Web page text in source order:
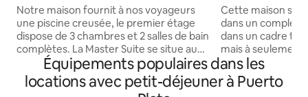
Notre maison fournit à nos voyageurs
une piscine creusée, le premier étage
dispose de 3 chambres et 2 salles de bain
complètes. La Master Suite se situe au
deuxième étage. La suite principale
comprend un lit King Size, une salle de
bain complète, un grand dressing, une
Cette maison
dans un
dans un cadre
mais à
voiture de Sosúa
terrasse
piscine privée,
Équipements populaires dans les
locations avec petit-déjeuner à Puerto